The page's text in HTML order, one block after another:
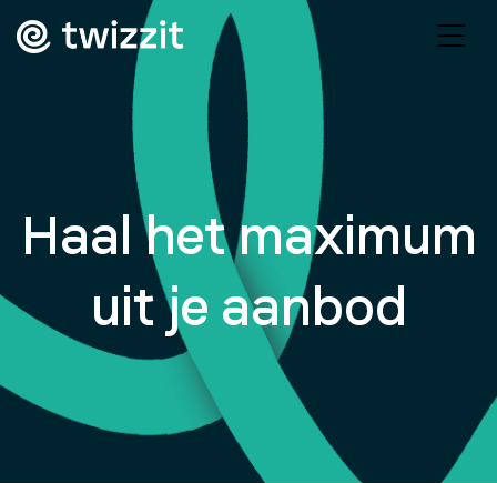
Haal het maximum
uit je aanbod